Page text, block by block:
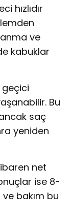
hızlıdır
ve
kabuklar
geçici
Bu
saç
yeniden
net
ise 8-
ve bakım bu